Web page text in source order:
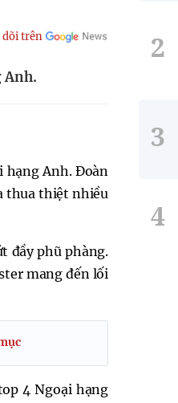
dõi trên
Anh.
hạng Anh. Đoàn
thua thiệt nhiều
đầy phũ phàng.
mang đến lối
4 Ngoại hạng